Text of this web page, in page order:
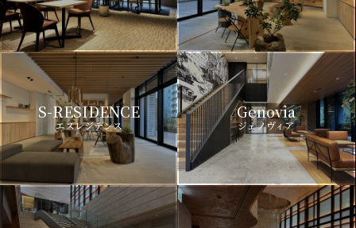
S-RESIDENCE
エスレジデンス
Genovia
ジェノヴィア